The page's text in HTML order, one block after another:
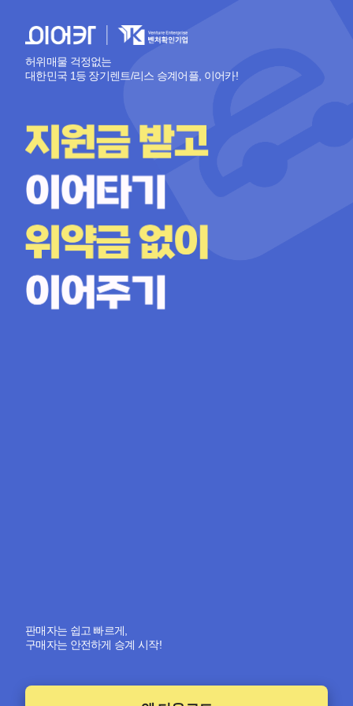
허위매물 걱정없는
대한민국 1등 장기렌트/리스 승계어플, 이어카!
판매자는 쉽고 빠르게,
구매자는 안전하게 승계 시작!